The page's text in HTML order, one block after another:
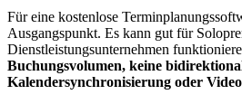
Für eine kostenlose
Ausgangspunkt. Es kann gut für
Dienstleistungsunternehmen
Buchungsvolumen, keine
Kalendersynchronisierung oder